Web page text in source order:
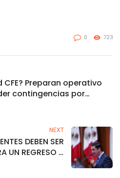
0 723
CFE? Preparan operativo
contingencias por
NEXT
DEBEN SER
UN REGRESO A